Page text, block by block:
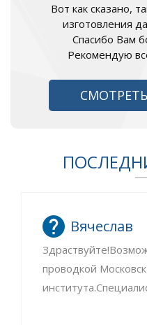
Вот как сказано,
изготовления
Спасибо Вам
Рекомендую
Вячеслав
проводкой